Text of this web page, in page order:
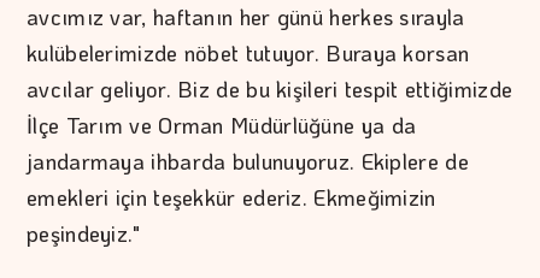
avcımız var, haftanın her günü herkes sırayla
kulübelerimizde nöbet tutuyor. Buraya korsan
avcılar geliyor. Biz de bu kişileri tespit ettiğimizde
İlçe Tarım ve Orman Müdürlüğüne ya da
jandarmaya ihbarda bulunuyoruz. Ekiplere de
emekleri için teşekkür ederiz. Ekmeğimizin
peşindeyiz."